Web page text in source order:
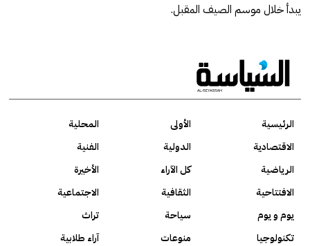
يبدأ خلال موسم الصيف المقبل.
الرئيسية الأولى
المحلية
الاقتصادية
الدولية
الفنية
الرياضية
كل الآراء
الأخيرة
الافتتاحية
الثقافية
الاجتماعية
يوم و يوم
سياحة
تراث
تكنولوجيا
منوعات
آراء طلابية